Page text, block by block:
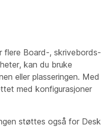
flere Board-, skrivebords-
kan du bruke
eller plasseringen. Med
med konfigurasjoner
støttes også for Desk